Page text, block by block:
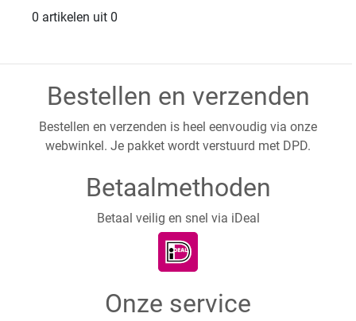
0 artikelen uit 0
Bestellen en verzenden
Bestellen en verzenden is heel eenvoudig via onze
webwinkel. Je pakket wordt verstuurd met DPD.
Betaalmethoden
Betaal veilig en snel via iDeal
Onze service